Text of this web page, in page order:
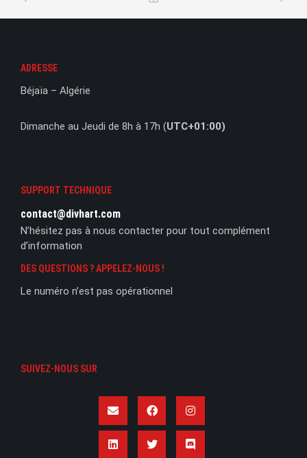
ADRESSE
Béjaïa – Algérie
Dimanche au Jeudi de 8h à 17h (UTC+01:00)
SUPPORT TECHNIQUE
contact@divhart.com
N’hésitez pas à nous contacter pour tout complément
d’information
DES QUESTIONS ? APPELEZ-NOUS !
Le numéro n’est pas opérationnel
SUIVEZ-NOUS SUR